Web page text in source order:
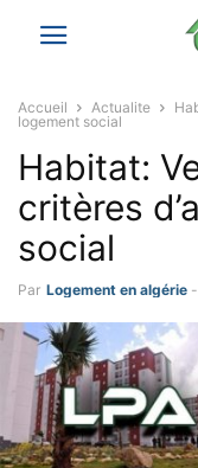
Accueil Actualite
logement social
Habitat:
critères
social
Par Logement en algérie -